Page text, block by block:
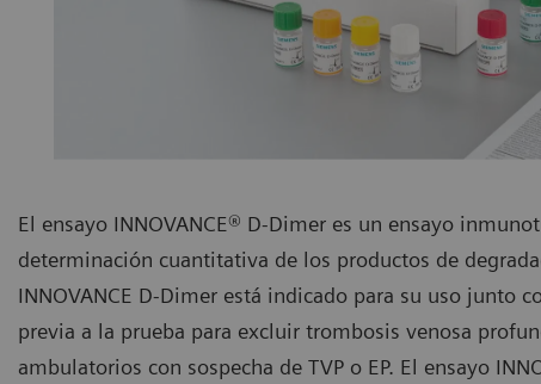
El ensayo INNOVANCE® D-Dimer es un ensayo
determinación cuantitativa de los productos de
INNOVANCE D-Dimer está indicado para su uso junto
previa a la prueba para excluir trombosis venosa
ambulatorios con sospecha de TVP o EP. El ensayo